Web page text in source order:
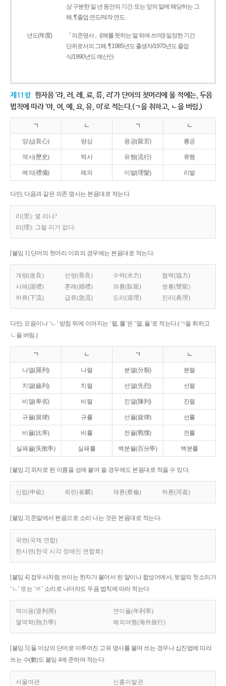
상 구분한 일 년 동안의 기간. 또는 앞의 말에 해당하는 그
해. ¶ 졸업 연도/제작 연도.
년도(年度)
「의존명사」((해를 뜻하는 말 뒤에 쓰여)) 일정한 기간
단위로서의 그해. ¶ 1985년도 출생자/1970년도 졸업
식/1990년도 예산안.
제11항 한자음 ‘랴, 려, 례, 료, 류, 리’가 단어의 첫머리에 올 적에는, 두음
법칙에 따라 ‘야, 여, 예, 요, 유, 이’로 적는다.(ㄱ을 취하고, ㄴ을 버림.)
ㄱ ㄴ ㄱ ㄴ
양심(良心) 량심 용궁(龍宮) 룡궁
역사(歷史) 력사 유행(流行) 류행
예의(禮儀) 례의 이발(理髮) 리발
다만, 다음과 같은 의존 명사는 본음대로 적는다.
리(里): 몇 리냐?
리(理): 그럴 리가 없다.
[붙임 1] 단어의 첫머리 이외의 경우에는 본음대로 적는다.
개량(改良) 선량(善良) 수력(水力)
협력(協力)
사례(謝禮)
혼례(婚禮) 와룡(臥龍)
쌍룡(雙龍)
하류(下流)
급류(急流) 도리(道理) 진리(眞理)
다만, 모음이나 ‘ㄴ’ 받침 뒤에 이어지는 ‘렬, 률’은 ‘열, 율’로 적는다.(ㄱ을 취하고
ㄴ을 버림.)
ㄱ ㄴ ㄱ ㄴ
나열(羅列) 나렬 분열(分裂) 분렬
치열(齒列) 치렬 선열(先烈) 선렬
비열(卑劣) 비렬 진열(陳列) 진렬
규율(規律) 규률 선율(旋律) 선률
비율(比率) 비률 전율(戰慄) 전률
실패율(失敗率) 실패률 백분율(百分率) 백분률
[붙임 2] 외자로 된 이름을 성에 붙여 쓸 경우에도 본음대로 적을 수 있다.
신립(申砬) 최린(崔麟) 채륜(蔡倫) 하륜(河崙)
[붙임 3] 준말에서 본음으로 소리 나는 것은 본음대로 적는다.
국련(국제 연합)
한시련(한국 시각 장애인 연합회)
[붙임 4] 접두사처럼 쓰이는 한자가 붙어서 된 말이나 합성어에서, 뒷말의 첫소리가
‘ㄴ’ 또는 ‘ㄹ’ 소리로 나더라도 두음 법칙에 따라 적는다.
역이용(逆利用)
연이율(年利率)
열역학(熱力學)
해외여행(海外旅行)
[붙임 5] 둘 이상의 단어로 이루어진 고유 명사를 붙여 쓰는 경우나 십진법에 따라
쓰는 수(數)도 붙임 4에 준하여 적는다.
서울여관 신흥이발관